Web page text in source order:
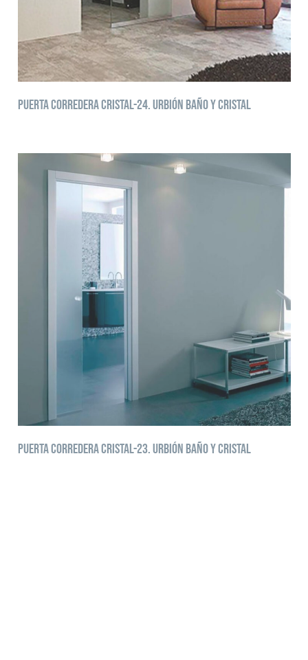
Puerta corredera cristal-24. Urbión baño y cristal
Puerta corredera cristal-23. Urbión baño y cristal